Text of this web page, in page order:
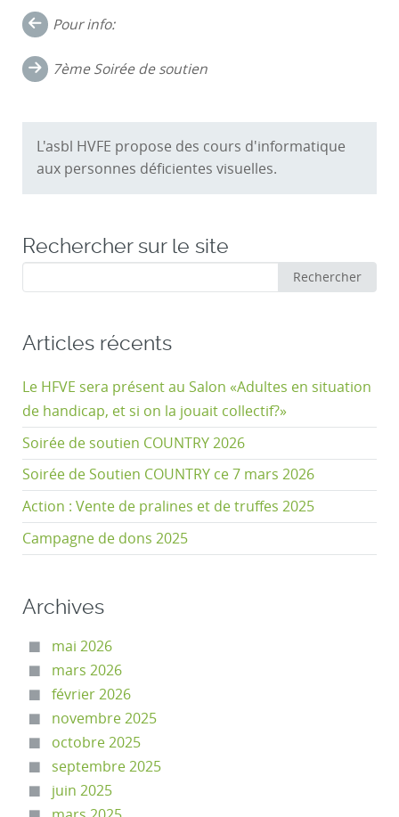
Navigation
dans
les
Pour info:
7ème Soirée de soutien
L'asbl HVFE propose des cours d'informatique
aux personnes déficientes visuelles.
Rechercher sur le site
:
Rechercher
Articles récents
Le HFVE sera présent au Salon «Adultes en situation
de handicap, et si on la jouait collectif?»
Soirée de soutien COUNTRY 2026
Soirée de Soutien COUNTRY ce 7 mars 2026
Action : Vente de pralines et de truffes 2025
Campagne de dons 2025
Archives
mai 2026
mars 2026
février 2026
novembre 2025
octobre 2025
septembre 2025
juin 2025